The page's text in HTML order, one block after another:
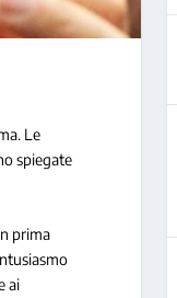
Le
spiegate
prima
ai